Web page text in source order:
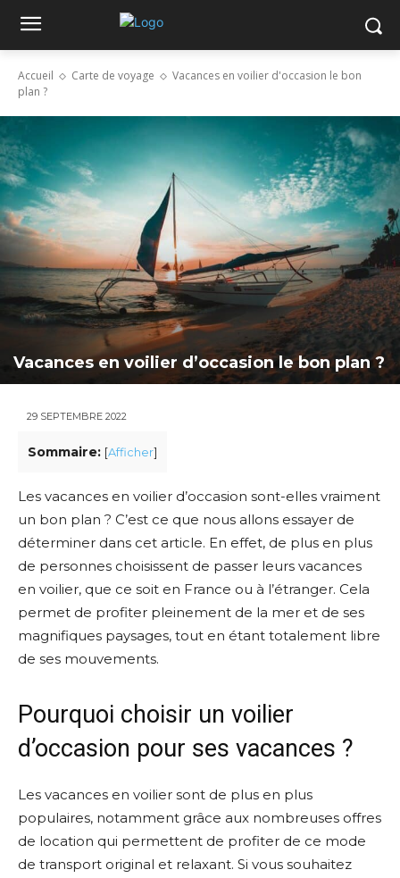
Accueil Carte de voyage
Vacances en voilier d'occasion le bon
plan ?
Vacances en voilier d’occasion le bon plan ?
29 SEPTEMBRE 2022
Sommaire: [Afficher]
Les vacances en voilier d’occasion sont-elles vraiment
un bon plan ? C’est ce que nous allons essayer de
déterminer dans cet article. En effet, de plus en plus
de personnes choisissent de passer leurs vacances
en voilier, que ce soit en France ou à l’étranger. Cela
permet de profiter pleinement de la mer et de ses
magnifiques paysages, tout en étant totalement libre
de ses mouvements.
Pourquoi choisir un voilier
d’occasion pour ses vacances ?
Les vacances en voilier sont de plus en plus
populaires, notamment grâce aux nombreuses offres
de location qui permettent de profiter de ce mode
de transport original et relaxant. Si vous souhaitez